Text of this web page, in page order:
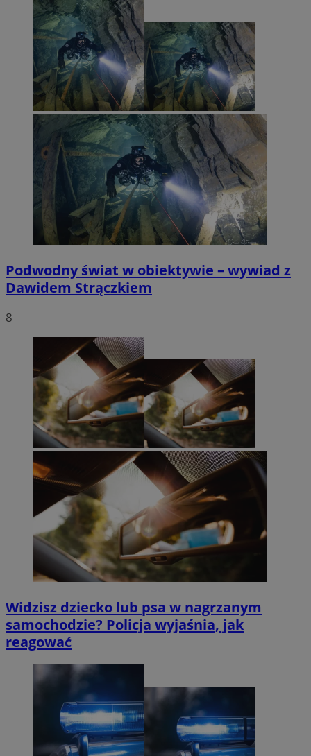
Podwodny świat w obiektywie – wywiad z
Dawidem Strączkiem
8
Widzisz dziecko lub psa w nagrzanym
samochodzie? Policja wyjaśnia, jak
reagować